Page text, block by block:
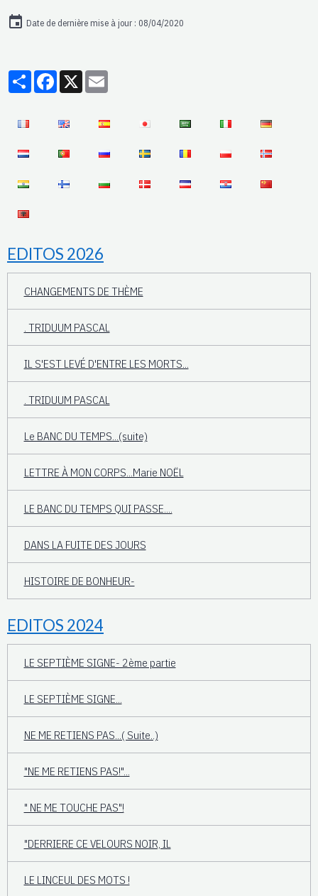
Date de dernière mise à jour : 08/04/2020
PartagerFacebook
X
EDITOS 2026
CHANGEMENTS DE THÈME
. TRIDUUM PASCAL
IL S'EST LEVÉ D'ENTRE LES MORTS...
. TRIDUUM PASCAL
Le BANC DU TEMPS...(suite)
LETTRE À MON CORPS...Marie NOËL
LE BANC DU TEMPS QUI PASSE....
DANS LA FUITE DES JOURS
HISTOIRE DE BONHEUR-
EDITOS 2024
LE SEPTIÈME SIGNE- 2ème partie
LE SEPTIÈME SIGNE...
NE ME RETIENS PAS...( Suite..)
"NE ME RETIENS PAS!"...
" NE ME TOUCHE PAS"!
"DERRIERE CE VELOURS NOIR, IL
LE LINCEUL DES MOTS !